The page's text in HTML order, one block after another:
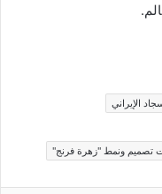
الإيراني
تصميم ونمط "زهرة فرنج"